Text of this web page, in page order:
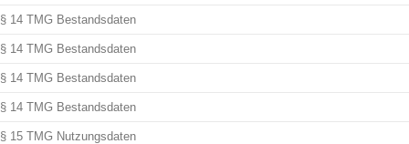
§ 14 TMG Bestandsdaten
§ 14 TMG Bestandsdaten
§ 14 TMG Bestandsdaten
§ 14 TMG Bestandsdaten
§ 15 TMG Nutzungsdaten